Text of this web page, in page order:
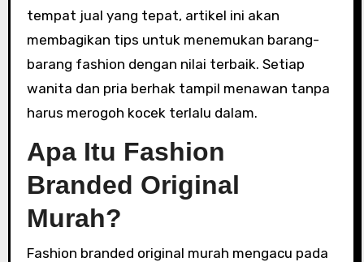
tempat jual yang tepat, artikel ini akan
membagikan tips untuk menemukan barang-
barang fashion dengan nilai terbaik. Setiap
wanita dan pria berhak tampil menawan tanpa
harus merogoh kocek terlalu dalam.
Apa Itu Fashion
Branded Original
Murah?
Fashion branded original murah mengacu pada